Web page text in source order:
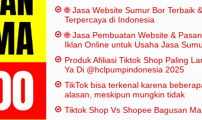
🌐 Jasa Website Sumur Bor Terbaik &
Terpercaya di Indonesia
🌐 Jasa Pembuatan Website &
Iklan Online untuk Usaha Jasa
Produk Afiliasi Tiktok Shop Paling
Ya Di @hclpumpindonesia 2025
TikTok bisa terkenal karena
alasan, meskipun mungkin tidak
tradisional:
Tiktok Shop Vs Shopee Bagusan